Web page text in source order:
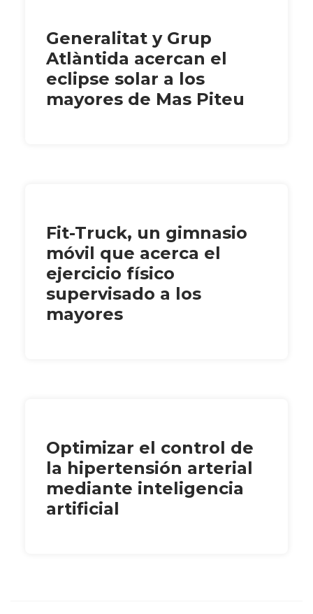
Generalitat y Grup
Atlàntida acercan el
eclipse solar a los
mayores de Mas Piteu
Fit-Truck, un gimnasio
móvil que acerca el
ejercicio físico
supervisado a los
mayores
Optimizar el control de
la hipertensión arterial
mediante inteligencia
artificial